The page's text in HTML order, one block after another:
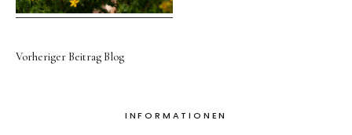
Vorheriger Beitrag Blog
INFORMATIONEN